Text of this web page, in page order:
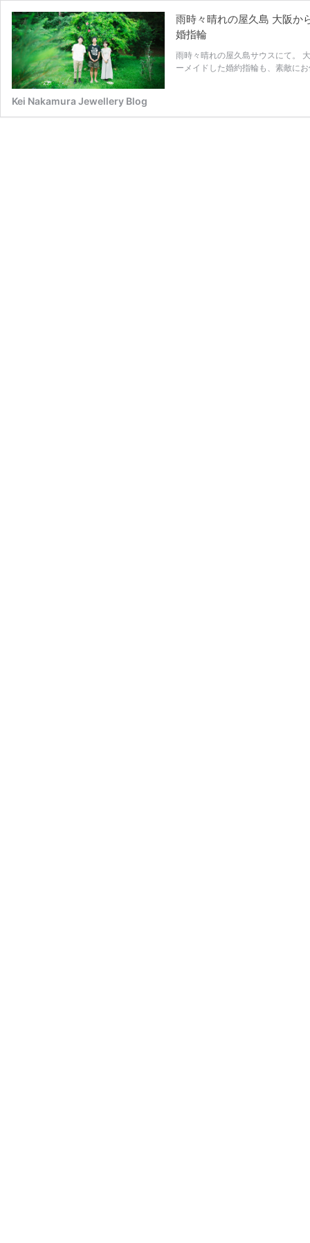
雨時々晴れの屋久島 大阪か
婚指輪
雨時々晴れの屋久島サウスにて。
ーメイドした婚約指輪も、素敵に
Kei Nakamura Jewellery Blog